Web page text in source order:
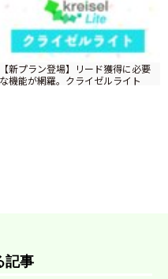
【新プラン登場】リード獲得に必要
な機能が網羅。クライゼルライト
記事